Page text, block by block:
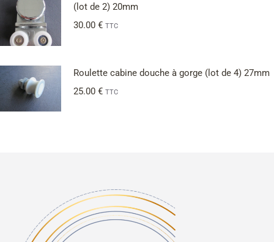
(lot de 2) 20mm
30.00 € TTC
Roulette cabine douche à gorge (lot de 4) 27mm
25.00 € TTC